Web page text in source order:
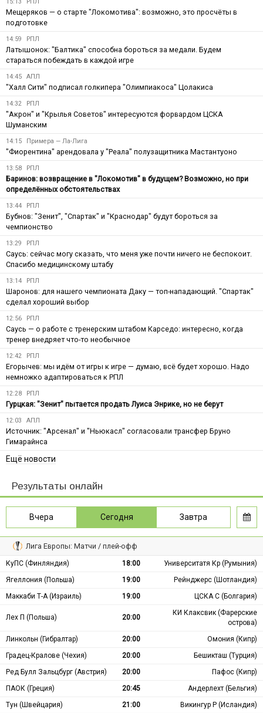
Мещеряков — о старте "Локомотива": возможно, это просчёты в
подготовке
14:59 РПЛ
Латышонок: "Балтика" способна бороться за медали. Будем
стараться побеждать в каждой игре
14:45 АПЛ
"Халл Сити" подписал голкипера "Олимпиакоса" Цолакиса
14:32 РПЛ
"Акрон" и "Крылья Советов" интересуются форвардом ЦСКА
Шуманским
14:15 Примера — Ла-Лига
"Фиорентина" арендовала у "Реала" полузащитника Мастантуоно
13:58 РПЛ
Баринов: возвращение в "Локомотив" в будущем? Возможно, но при
определённых обстоятельствах
13:44 РПЛ
Бубнов: "Зенит", "Спартак" и "Краснодар" будут бороться за
чемпионство
13:29 РПЛ
Саусь: сейчас могу сказать, что меня уже почти ничего не беспокоит.
Спасибо медицинскому штабу
13:14 РПЛ
Шаронов: для нашего чемпионата Даку — топ-нападающий. "Спартак"
сделал хороший выбор
12:56 РПЛ
Саусь — о работе с тренерским штабом Карседо: интересно, когда
тренер внедряет что-то необычное
12:42 РПЛ
Егорычев: мы идём от игры к игре — думаю, всё будет хорошо. Надо
немножко адаптироваться к РПЛ
12:28 РПЛ
Гурцкая: "Зенит" пытается продать Луиса Энрике, но не берут
12:03 АПЛ
Источник: "Арсенал" и "Ньюкасл" согласовали трансфер Бруно
Гимарайнса
Ещё новости
Результаты онлайн
Вчера Сегодня Завтра
Лига Европы: Матчи / плей-офф
КуПС (Финляндия) 18:00
Университатя Кр (Румыния)
Ягеллония (Польша)
19:00
Рейнджерс (Шотландия)
Маккаби Т-А (Израиль)
19:00 ЦСКА С (Болгария)
Лех П (Польша) 20:00
КИ Клаксвик (Фарерские
острова)
Линкольн (Гибралтар)
20:00
Омония (Кипр)
Градец-Кралове (Чехия)
20:00
Бешикташ (Турция)
Ред Булл Зальцбург (Австрия)
20:00
Пафос (Кипр)
ПАОК (Греция)
20:45
Андерлехт (Бельгия)
Тун (Швейцария)
21:00
Викингур Р (Исландия)